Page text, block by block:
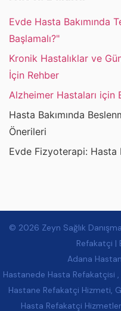
Evde Hasta Bakımında
Başlamalı?"
Kronik Hastalıklar ve
İçin Rehber
Alzheimer Hastaları için
Hasta Bakımında
Önerileri
Evde Fizyoterapi: Hasta
© 2026 Zeyn Sağlık
Refakatçi |
Adana
Hastanede Hasta Refakatçisi ,
Hastane Refakatçi Hizmeti,
Hasta Refakatçi